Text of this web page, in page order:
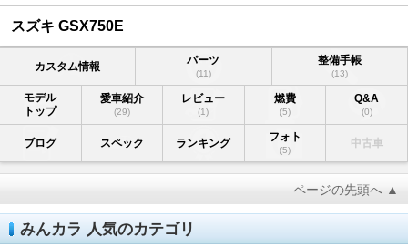
スズキ GSX750E
カスタム情報 パーツ
(11)
整備手帳
(13)
モデル
トップ
愛車紹介
(29)
レビュー
(1)
燃費
(5)
Q&A
(0)
ブログ スペック ランキング フォト
(5)
中古車
ページの先頭へ ▲
みんカラ 人気のカテゴリ